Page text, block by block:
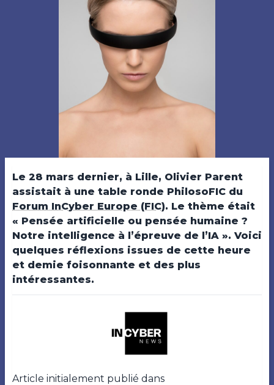
Le 28 mars dernier, à Lille, Olivier Parent
assistait à une table ronde PhilosoFIC du
Forum InCyber Europe (FIC). Le thème était
« Pensée artificielle ou pensée humaine ?
Notre intelligence à l’épreuve de l’IA ». Voici
quelques réflexions issues de cette heure
et demie foisonnante et des plus
intéressantes.
Article initialement publié dans